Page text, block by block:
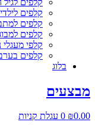
קלפים
קלפים
קלפים
קלפי מעגלי
קלפים
בלוג
מבצעים
₪0.00
0 עגלת קניות